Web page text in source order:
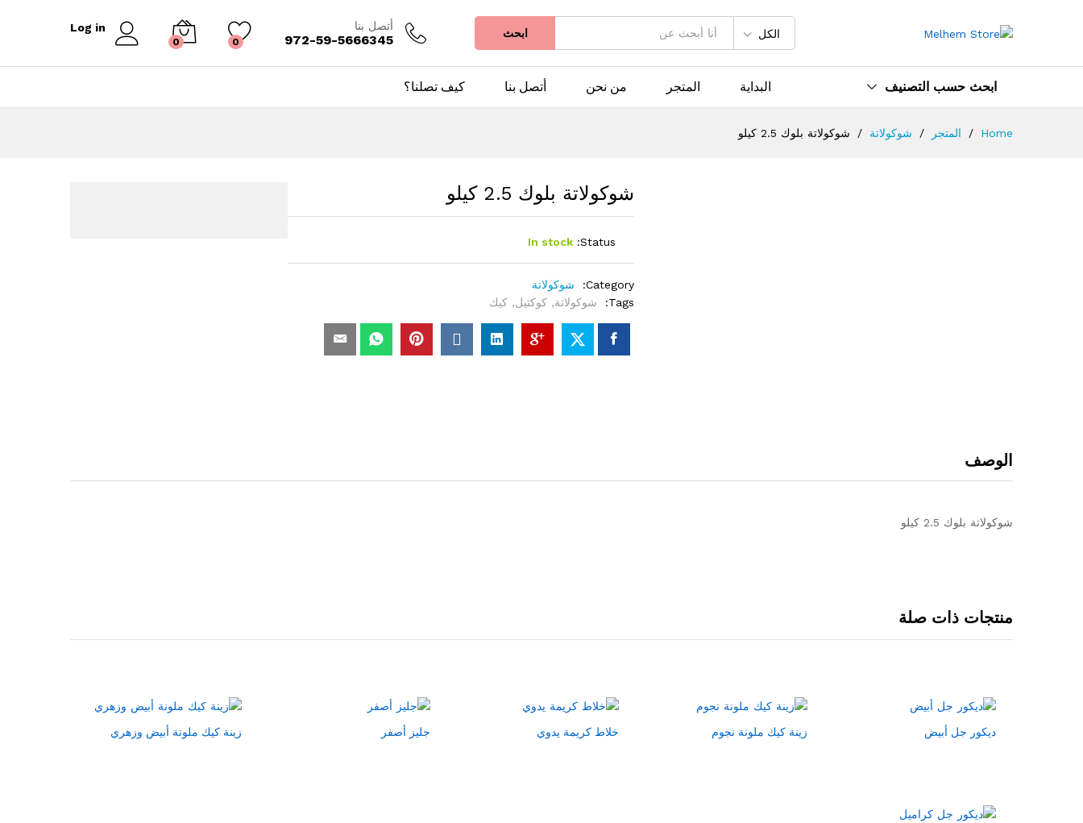
الكل ابحث
أتصل بنا
972-59-5666345
0
0
Log in
ابحث حسب التصنيف البداية المتجر من نحن أتصل بنا كيف تصلنا؟
Home
/ المتجر / شوكولاتة / شوكولاتة بلوك 2.5 كيلو
شوكولاتة بلوك 2.5 كيلو
Status:
In stock
Category:
شوكولاتة
Tags:
شوكولاتة, كوكتيل, كيك
الوصف
شوكولاتة بلوك 2.5 كيلو
منتجات ذات صلة
ديكور جل أبيض زينة كيك ملونة نجوم خلاط كريمة يدوي جليز أصفر زينة كيك ملونة أبيض وزهري